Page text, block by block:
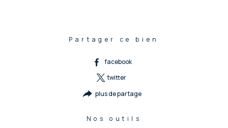
Partager ce bien
facebook
twitter
plus de partage
Nos outils